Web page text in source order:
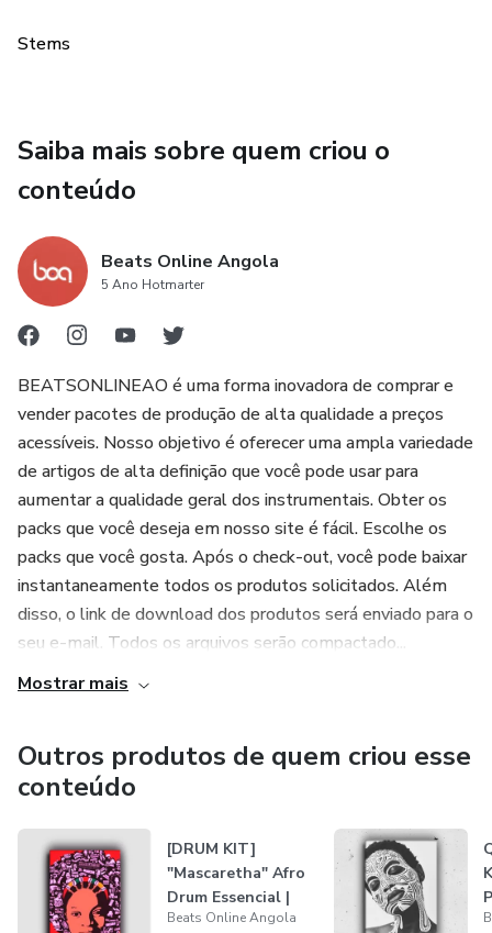
Stems
Saiba mais sobre quem criou o
conteúdo
Beats Online Angola
5 Ano Hotmarter
BEATSONLINEAO é uma forma inovadora de comprar e
vender pacotes de produção de alta qualidade a preços
acessíveis. Nosso objetivo é oferecer uma ampla variedade
de artigos de alta definição que você pode usar para
aumentar a qualidade geral dos instrumentais. Obter os
packs que você deseja em nosso site é fácil. Escolhe os
packs que você gosta. Após o check-out, você pode baixar
instantaneamente todos os produtos solicitados. Além
disso, o link de download dos produtos será enviado para o
seu e-mail. Todos os arquivos serão compactado...
Mostrar mais
Outros produtos de quem criou esse
conteúdo
[DRUM KIT]
"Mascaretha" Afro
Drum Essencial |
Afro House | (...
Beats Online Angola